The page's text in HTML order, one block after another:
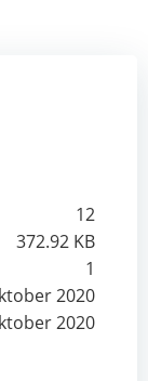
12
372.92 KB
1
2020
2020